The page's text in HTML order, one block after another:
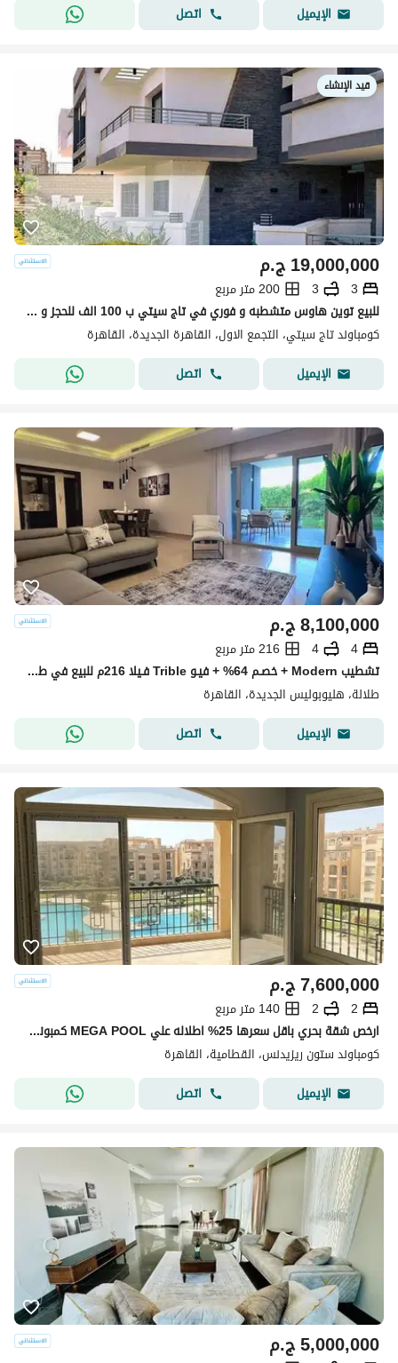
الإيميل
اتصل
قيد الإنشاء
ج.م19,000,000
3
3
200 متر مربع
للبيع توين هاوس متشطبه و فوري في تاج سيتي ب 100 الف للحجز و خصم مميز للكاش و اقساط علي 10 سنين - التجمع الخامس نيو كايرو
كومباوند تاج سيتي، التجمع الاول، القاهرة الجديدة، القاهرة
الإيميل
اتصل
ج.م8,100,000
4
4
216 متر مربع
تشطيب Modern + خصـم 64% + فيـو Trible فـيلا 216م للبيع في طلالة هليوبوليس أمام سوديك ايست بجوار شيراتون Talala Heliopolis In Front Sodic East
طلالة، هليوبوليس الجديدة، القاهرة
الإيميل
اتصل
ج.م7,600,000
2
2
140 متر مربع
ارخص شقة بحري باقل سعرها 25% اطلاله علي MEGA POOL كمبوند ستون ريزيدنس التجمع الخامس | Stone Residence دقايق الي ماونتن فيو و ميفيدا و بالم هيلز و AUC
كومباوند ستون ريزيدنس، القطامية، القاهرة
الإيميل
اتصل
ج.م5,000,000